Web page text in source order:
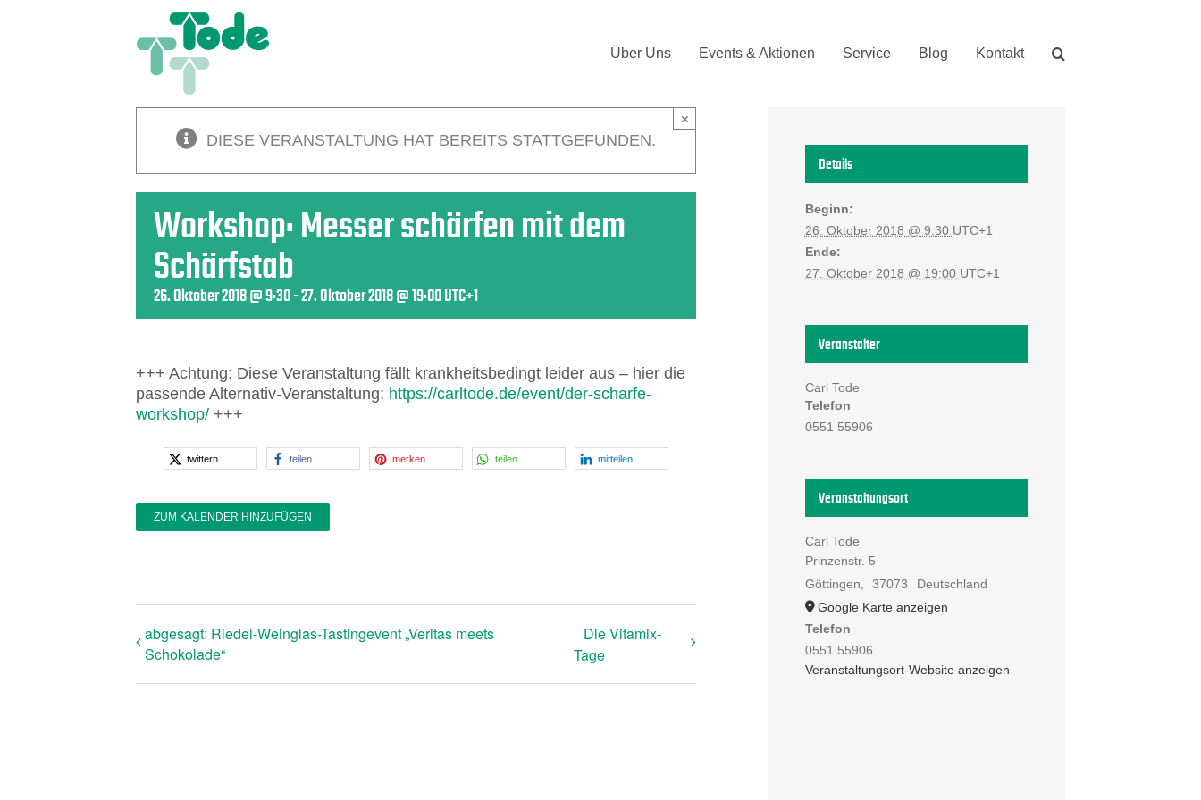
Über Uns Events & Aktionen Service Blog Kontakt
DIESE VERANSTALTUNG HAT BEREITS STATTGEFUNDEN.
×
Workshop: Messer schärfen mit dem
Schärfstab
26. Oktober 2018 @ 9:30-27. Oktober 2018 @ 19:00 UTC+1
+++ Achtung: Diese Veranstaltung fällt krankheitsbedingt leider aus – hier die
passende Alternativ-Veranstaltung: https://carltode.de/event/der-scharfe-
workshop/ +++
twittern teilen merken teilen mitteilen
ZUM KALENDER HINZUFÜGEN
abgesagt: Riedel-Weinglas-Tastingevent „Veritas meets
Schokolade“
Die Vitamix-
Tage
Details
Beginn:
26. Oktober 2018 @ 9:30 UTC+1
Ende:
27. Oktober 2018 @ 19:00 UTC+1
Veranstalter
Carl Tode
Telefon
0551 55906
Veranstaltungsort
Carl Tode
Prinzenstr. 5
Göttingen
37073
Deutschland
Google Karte anzeigen
Telefon
0551 55906
Veranstaltungsort-Website anzeigen